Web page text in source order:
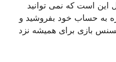
این است که نمی توانید
به حساب خود بفروشید و
بازی برای همیشه نزد